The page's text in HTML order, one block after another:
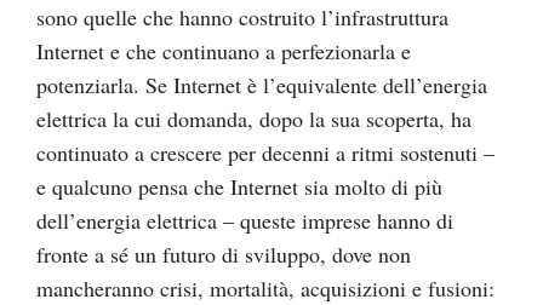
sono quelle che hanno costruito l’infrastruttura
Internet e che continuano a perfezionarla e
potenziarla. Se Internet è l’equivalente dell’energia
elettrica la cui domanda, dopo la sua scoperta, ha
continuato a crescere per decenni a ritmi sostenuti –
e qualcuno pensa che Internet sia molto di più
dell’energia elettrica – queste imprese hanno di
fronte a sé un futuro di sviluppo, dove non
mancheranno crisi, mortalità, acquisizioni e fusioni: